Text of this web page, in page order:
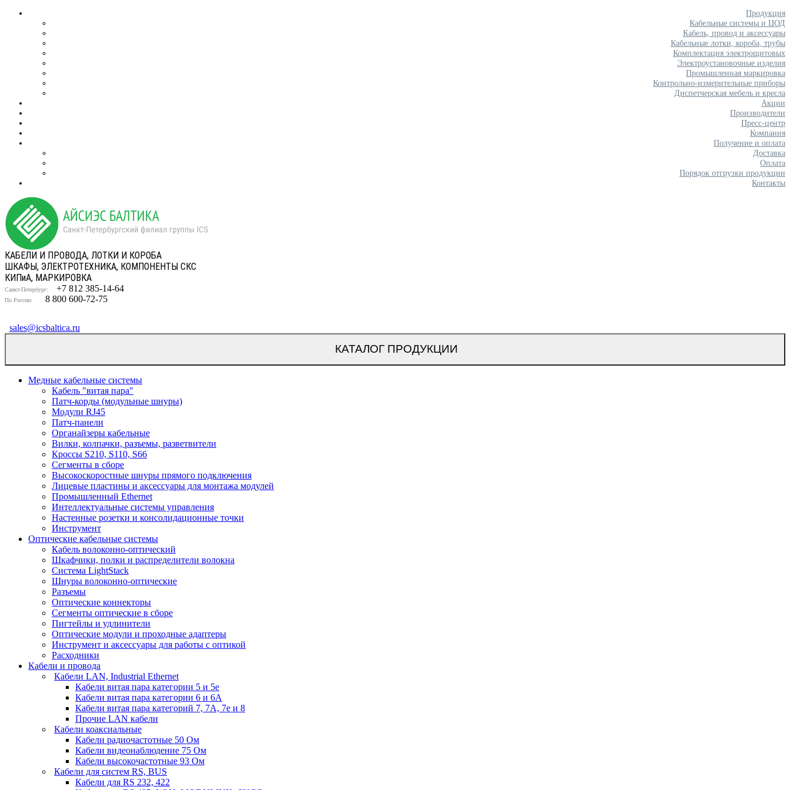
Продукция
Кабельные системы и ЦОД
Кабель, провод и аксессуары
Кабельные лотки, короба, трубы
Комплектация электрощитовых
Электроустановочные изделия
Промышленная маркировка
Контрольно-измерительные приборы
Диспетчерская мебель и кресла
Акции
Производители
Пресс-центр
Компания
Получение и оплата
Доставка
Оплата
Порядок отгрузки продукции
Контакты
КАБЕЛИ И ПРОВОДА, ЛОТКИ И КОРОБА
ШКАФЫ, ЭЛЕКТРОТЕХНИКА, КОМПОНЕНТЫ СКС
КИПиА, МАРКИРОВКА
Санкт-Петербург: +7 812 385-14-64
По России: 8 800 600-72-75
sales@icsbaltica.ru
КАТАЛОГ ПРОДУКЦИИ
Медные кабельные системы
Кабель "витая пара"
Патч-корды (модульные шнуры)
Модули RJ45
Патч-панели
Органайзеры кабельные
Вилки, колпачки, разъемы, разветвители
Кроссы S210, S110, S66
Сегменты в сборе
Высокоскоростные шнуры прямого подключения
Лицевые пластины и аксессуары для монтажа модулей
Промышленный Ethernet
Интеллектуальные системы управления
Настенные розетки и консолидационные точки
Инструмент
Оптические кабельные системы
Кабель волоконно-оптический
Шкафчики, полки и распределители волокна
Система LightStack
Шнуры волоконно-оптические
Разъемы
Оптические коннекторы
Сегменты оптические в сборе
Пигтейлы и удлинители
Оптические модули и проходные адаптеры
Инструмент и аксессуары для работы с оптикой
Расходники
Кабели и провода
Кабели LAN, Industrial Ethernet
Кабели витая пара категории 5 и 5е
Кабели витая пара категории 6 и 6A
Кабели витая пара категорий 7, 7А, 7е и 8
Прочие LAN кабели
Кабели коаксиальные
Кабели радиочастотные 50 Ом
Кабели видеонаблюдение 75 Ом
Кабели высокочастотные 93 Ом
Кабели для систем RS, BUS
Кабели для RS 232, 422